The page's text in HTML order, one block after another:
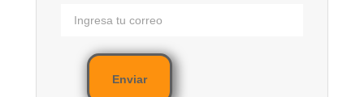
Enviar